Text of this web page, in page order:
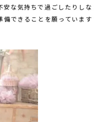
な気持ちで過ごしたりしな
備できることを願っています